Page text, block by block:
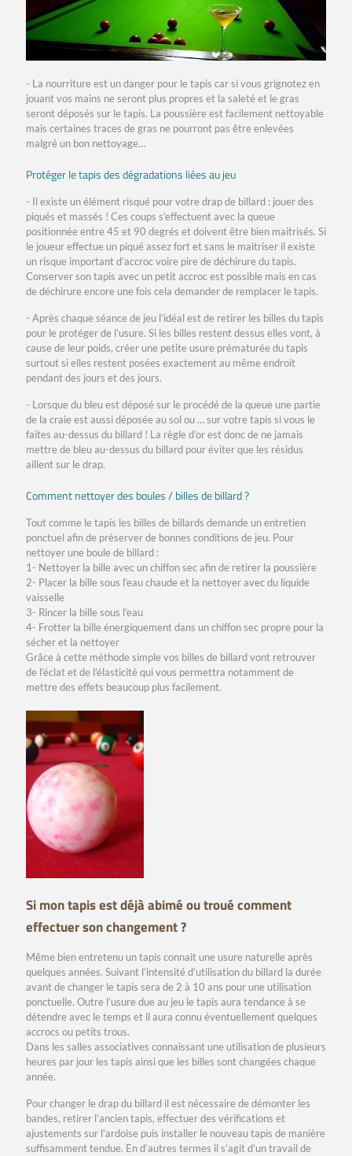
- La nourriture est un danger pour le tapis car si vous grignotez en
jouant vos mains ne seront plus propres et la saleté et le gras
seront déposés sur le tapis. La poussière est facilement nettoyable
mais certaines traces de gras ne pourront pas être enlevées
malgré un bon nettoyage…
Protéger le tapis des dégradations liées au jeu
- Il existe un élément risqué pour votre drap de billard : jouer des
piqués et massés ! Ces coups s’effectuent avec la queue
positionnée entre 45 et 90 degrés et doivent être bien maitrisés. Si
le joueur effectue un piqué assez fort et sans le maitriser il existe
un risque important d’accroc voire pire de déchirure du tapis.
Conserver son tapis avec un petit accroc est possible mais en cas
de déchirure encore une fois cela demander de remplacer le tapis.
- Après chaque séance de jeu l’idéal est de retirer les billes du tapis
pour le protéger de l’usure. Si les billes restent dessus elles vont, à
cause de leur poids, créer une petite usure prématurée du tapis
surtout si elles restent posées exactement au même endroit
pendant des jours et des jours.
- Lorsque du bleu est déposé sur le procédé de la queue une partie
de la craie est aussi déposée au sol ou … sur votre tapis si vous le
faites au-dessus du billard ! La règle d’or est donc de ne jamais
mettre de bleu au-dessus du billard pour éviter que les résidus
aillent sur le drap.
Comment nettoyer des boules / billes de billard ?
Tout comme le tapis les billes de billards demande un entretien
ponctuel afin de préserver de bonnes conditions de jeu. Pour
nettoyer une boule de billard :
1- Nettoyer la bille avec un chiffon sec afin de retirer la poussière
2- Placer la bille sous l’eau chaude et la nettoyer avec du liquide
vaisselle
3- Rincer la bille sous l’eau
4- Frotter la bille énergiquement dans un chiffon sec propre pour la
sécher et la nettoyer
Grâce à cette méthode simple vos billes de billard vont retrouver
de l’éclat et de l’élasticité qui vous permettra notamment de
mettre des effets beaucoup plus facilement.
Si mon tapis est déjà abimé ou troué comment
effectuer son changement ?
Même bien entretenu un tapis connait une usure naturelle après
quelques années. Suivant l’intensité d’utilisation du billard la durée
avant de changer le tapis sera de 2 à 10 ans pour une utilisation
ponctuelle. Outre l’usure due au jeu le tapis aura tendance à se
détendre avec le temps et il aura connu éventuellement quelques
accrocs ou petits trous.
Dans les salles associatives connaissant une utilisation de plusieurs
heures par jour les tapis ainsi que les billes sont changées chaque
année.
Pour changer le drap du billard il est nécessaire de démonter les
bandes, retirer l’ancien tapis, effectuer des vérifications et
ajustements sur l’ardoise puis installer le nouveau tapis de manière
suffisamment tendue. En d’autres termes il s’agit d’un travail de